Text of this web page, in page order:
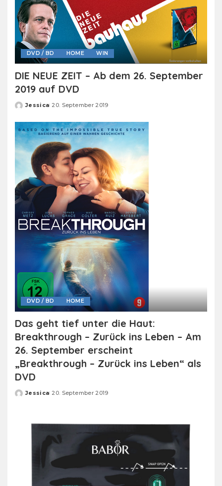
DVD / BD HOME WIN
DIE NEUE ZEIT – Ab dem 26. September
2019 auf DVD
Posted
Jessica 20. September 2019
DVD / BD HOME
Das geht tief unter die Haut:
Breakthrough – Zurück ins Leben – Am
26. September erscheint
„Breakthrough – Zurück ins Leben“ als
DVD
Posted
Jessica 20. September 2019